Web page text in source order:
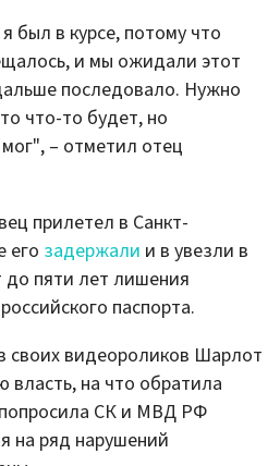
был в курсе, потому что
и мы ожидали этот
последовало. Нужно
что-то будет, но
– отметил отец
прилетел в Санкт-
его задержали и в увезли в
до пяти лет лишения
паспорта.
своих видеороликов Шарлот
власть, на что обратила
СК и МВД РФ
на ряд нарушений